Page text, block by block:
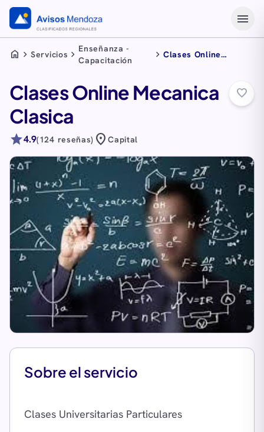
menu
home chevron_right Servicios chevron_right Enseñanza -
Capacitación
chevron_right Clases Online
Clases Online Mecanica
Clasica
star4.9(124 reseñas) location_onCapital
favorite_border
Sobre el servicio
Clases Universitarias Particulares